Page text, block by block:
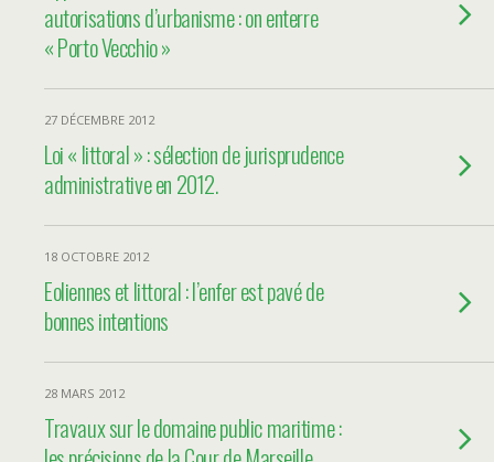
autorisations d’urbanisme : on enterre
« Porto Vecchio »
27 DÉCEMBRE 2012
Loi « littoral » : sélection de jurisprudence
administrative en 2012.
18 OCTOBRE 2012
Eoliennes et littoral : l’enfer est pavé de
bonnes intentions
28 MARS 2012
Travaux sur le domaine public maritime :